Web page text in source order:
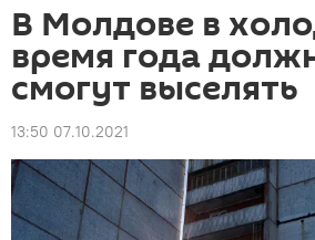
В Молдове в
время года
смогут выселять
13:50 07.10.2021